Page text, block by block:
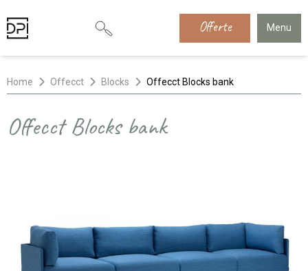
Offerte Menu
Home Offecct Blocks Offecct Blocks bank
Offecct Blocks bank